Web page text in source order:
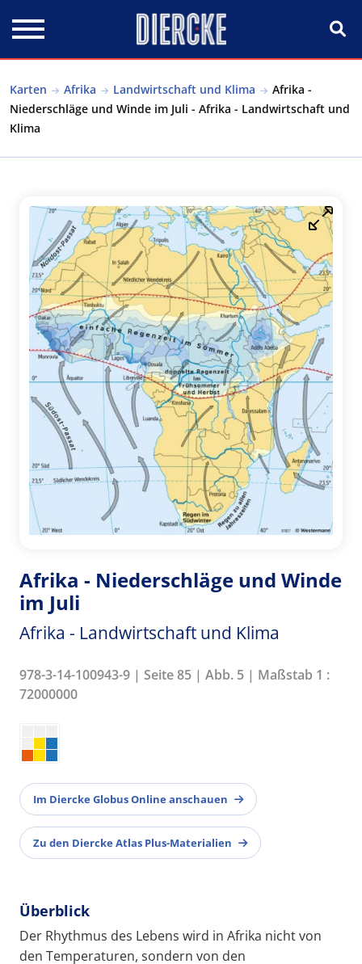
Karten Afrika Landwirtschaft und Klima
Afrika -
Niederschläge und Winde im Juli - Afrika - Landwirtschaft und
Klima
Afrika - Niederschläge und Winde
im Juli
Afrika - Landwirtschaft und Klima
978-3-14-100943-9 | Seite 85 | Abb. 5 | Maßstab 1 :
72000000
Im Diercke Globus Online anschauen
Zu den Diercke Atlas Plus-Materialien
Überblick
Der Rhythmus des Lebens wird in Afrika nicht von
den Temperaturen, sondern von den